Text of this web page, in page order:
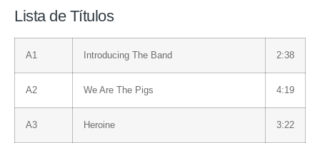
Lista de Títulos
A1 Introducing The Band 2:38
A2 We Are The Pigs 4:19
A3 Heroine 3:22